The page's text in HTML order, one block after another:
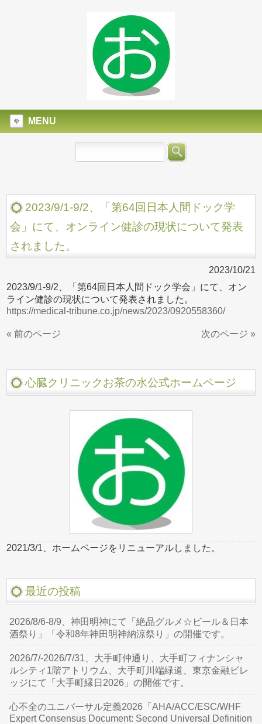
MENU
2023/9/1-9/2、「第64回日本人間ドック学
会」にて、オンライン健診の現状について発表
されました。
2023/10/21
2023/9/1-9/2、「第64回日本人間ドック学会」にて、オン
ライン健診の現状について発表されました。
https://medical-tribune.co.jp/news/2023/0920558360/
« 前のページ 次のページ »
心臓クリニックお茶の水公式ホームページ
2021/3/1、ホームページをリニューアルしました。
最近の投稿
2026/8/6-8/9、神田明神にて「絶品グルメ☆ビール＆日本
酒祭り」「令和8年神田明神納涼祭り」の開催です。
2026/7/-2026/7/31、大手町仲通り、大手町フィナンシャ
ルシティ1階アトリウム、大手町川端緑道、東京金融ビレ
ッジにて「大手町縁日2026」の開催です。
心不全のユニバーサル定義2026「AHA/ACC/ESC/WHF
Expert Consensus Document: Second Universal Definition